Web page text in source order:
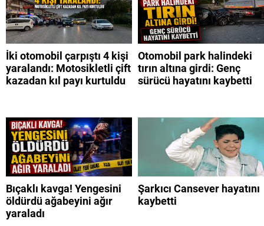
İki otomobil çarpıştı 4 kişi
yaralandı: Motosikletli çift
kazadan kıl payı kurtuldu
Otomobil park halindeki
tırın altına girdi: Genç
sürücü hayatını kaybetti
Bıçaklı kavga! Yengesini
öldürdü ağabeyini ağır
yaraladı
Şarkıcı Cansever hayatını
kaybetti